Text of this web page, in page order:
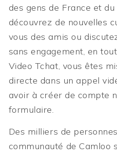
des gens de France et
découvrez de nouvelles
vous des amis ou
sans engagement, en
Video Tchat, vous êtes
directe dans un appel
avoir à créer de compte
formulaire.
Des milliers de
communauté de Camloo